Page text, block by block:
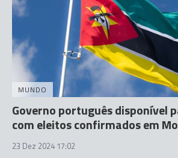
MUNDO
Governo português disponível
com eleitos confirmados em
23 Dez 2024 17:02